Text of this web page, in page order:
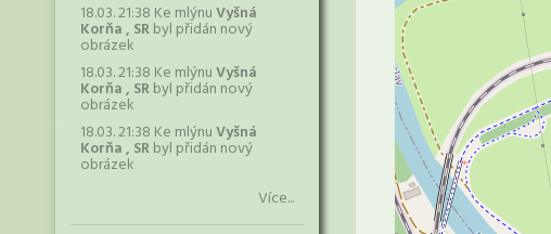
18.03. 21:38 Ke mlýnuVyšná
Korňa , SRbyl přidán nový
obrázek
18.03. 21:38 Ke mlýnuVyšná
Korňa , SRbyl přidán nový
obrázek
18.03. 21:38 Ke mlýnuVyšná
Korňa , SRbyl přidán nový
obrázek
Více...